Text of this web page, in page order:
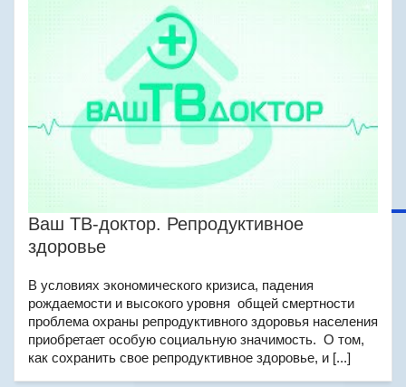
Ваш ТВ-доктор. Репродуктивное
здоровье
В условиях экономического кризиса, падения
рождаемости и высокого уровня общей смертности
проблема охраны репродуктивного здоровья населения
приобретает особую социальную значимость. О том,
как сохранить свое репродуктивное здоровье, и [...]